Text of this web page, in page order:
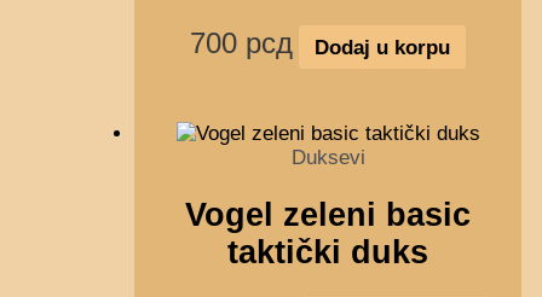
700 рсд Dodaj u korpu
Duksevi
Vogel zeleni basic
taktički duks